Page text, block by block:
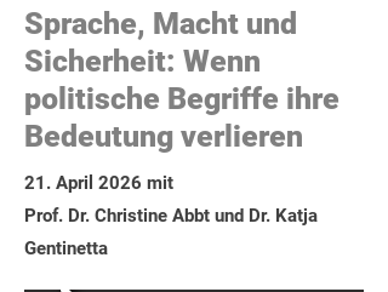
Sprache, Macht und
Sicherheit: Wenn
politische Begriffe ihre
Bedeutung verlieren
21. April 2026 mit
Prof. Dr. Christine Abbt und Dr. Katja
Gentinetta